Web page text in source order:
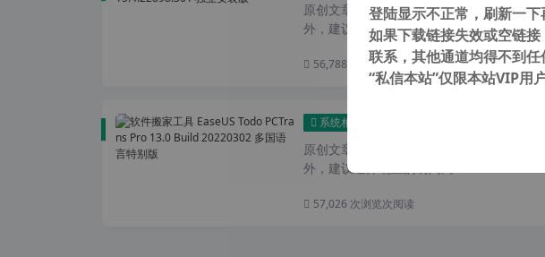
原创文章，转载请注明： 转载自
外，建议避开晚上的访问高...
56,788 次浏览次阅读
系统相关
原创文章，转载请注明： 转载自
外，建议避开晚上的访问高...
57,026 次浏览次阅读
登陆显示不正常，刷新一
如果下载链接失效或空链
联系，其他通道均得不到
“私信本站”仅限本站VIP用